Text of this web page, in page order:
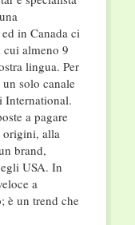
in Canada ci
almeno 9
lingua. Per
un solo canale
International.
a pagare
origini, alla
brand,
USA. In
a
è un trend che